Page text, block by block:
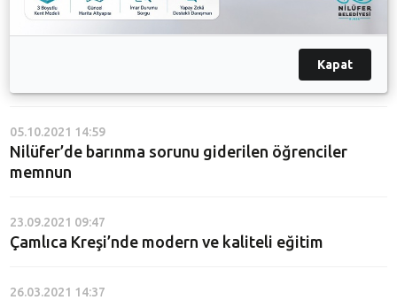
Nilüfer kreşlerinde yılsonu şenliği
Üniversitelilerden barınma desteğine teşekkür
05.10.2021 14:59
Nilüfer’de barınma sorunu giderilen öğrenciler
memnun
23.09.2021 09:47
Çamlıca Kreşi’nde modern ve kaliteli eğitim
26.03.2021 14:37
Kapat